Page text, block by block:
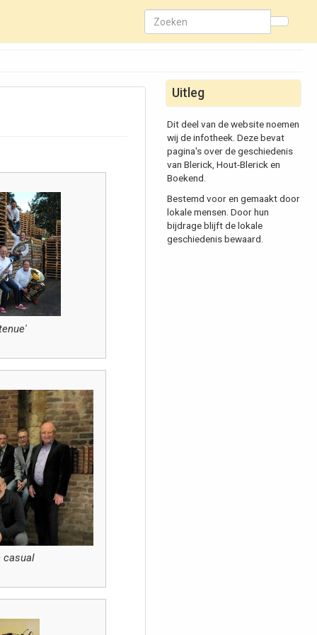
casual
Uitleg
Dit deel van de website noemen
wij de infotheek. Deze bevat
pagina's over de geschiedenis
van Blerick, Hout-Blerick en
Boekend.
Bestemd voor en gemaakt door
lokale mensen. Door hun
bijdrage blijft de lokale
geschiedenis bewaard.